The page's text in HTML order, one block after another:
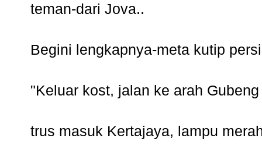
teman-dari Jova..
Begini lengkapnya-meta kutip
"Keluar kost, jalan ke arah Gubeng
trus masuk Kertajaya, lampu